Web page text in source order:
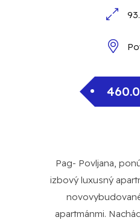
Pag- Povljana,
izbový luxusný
apartmánmi.